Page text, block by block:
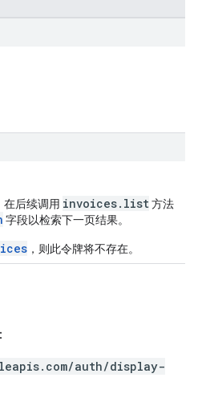
在后续调用 invoices.list方法
字段以检索下一页结果。
，则此令牌将不存在。
auth/display-